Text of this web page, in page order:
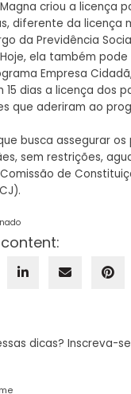
criou a licença
diferente da licença
da Previdência
ela também
Empresa
15 dias a licença dos
que aderiram ao
que busca assegurar
sem restrições,
de
dicas? Inscreva-